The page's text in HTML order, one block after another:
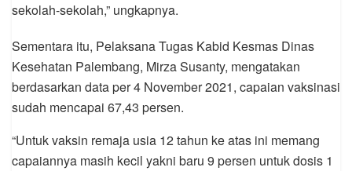
sekolah-sekolah,” ungkapnya.
Sementara itu, Pelaksana Tugas Kabid Kesmas Dinas
Kesehatan Palembang, Mirza Susanty, mengatakan
berdasarkan data per 4 November 2021, capaian vaksinasi
sudah mencapai 67,43 persen.
“Untuk vaksin remaja usia 12 tahun ke atas ini memang
capaiannya masih kecil yakni baru 9 persen untuk dosis 1